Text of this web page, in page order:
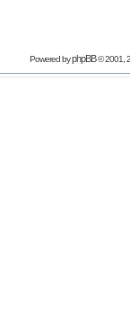
Powered byphpBB© 2001,